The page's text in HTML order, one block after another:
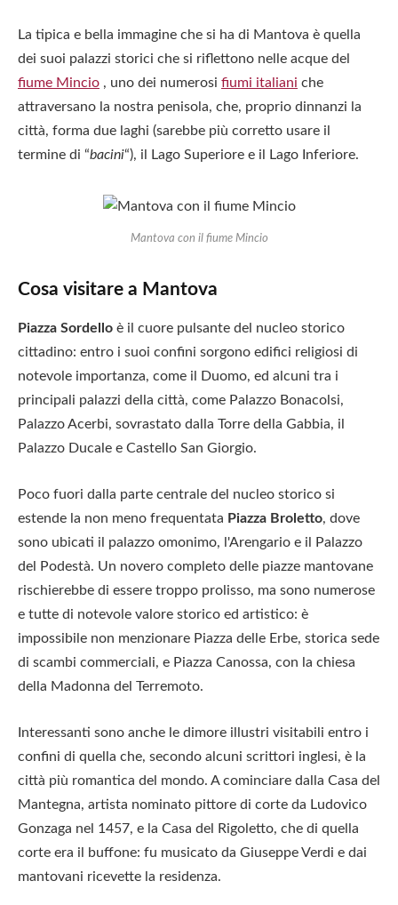
La tipica e bella immagine che si ha di Mantova è quella
dei suoi palazzi storici che si riflettono nelle acque del
fiume Mincio , uno dei numerosi fiumi italiani che
attraversano la nostra penisola, che, proprio dinnanzi la
città, forma due laghi (sarebbe più corretto usare il
termine di “bacini“), il Lago Superiore e il Lago Inferiore.
Mantova con il fiume Mincio
Cosa visitare a Mantova
Piazza Sordello è il cuore pulsante del nucleo storico
cittadino: entro i suoi confini sorgono edifici religiosi di
notevole importanza, come il Duomo, ed alcuni tra i
principali palazzi della città, come Palazzo Bonacolsi,
Palazzo Acerbi, sovrastato dalla Torre della Gabbia, il
Palazzo Ducale e Castello San Giorgio.
Poco fuori dalla parte centrale del nucleo storico si
estende la non meno frequentata Piazza Broletto, dove
sono ubicati il palazzo omonimo, l'Arengario e il Palazzo
del Podestà. Un novero completo delle piazze mantovane
rischierebbe di essere troppo prolisso, ma sono numerose
e tutte di notevole valore storico ed artistico: è
impossibile non menzionare Piazza delle Erbe, storica sede
di scambi commerciali, e Piazza Canossa, con la chiesa
della Madonna del Terremoto.
Interessanti sono anche le dimore illustri visitabili entro i
confini di quella che, secondo alcuni scrittori inglesi, è la
città più romantica del mondo. A cominciare dalla Casa del
Mantegna, artista nominato pittore di corte da Ludovico
Gonzaga nel 1457, e la Casa del Rigoletto, che di quella
corte era il buffone: fu musicato da Giuseppe Verdi e dai
mantovani ricevette la residenza.